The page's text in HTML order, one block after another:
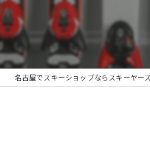
名古屋でスキーショップならスキーヤー